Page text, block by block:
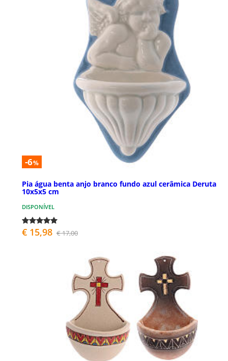
-6%
Pia água benta anjo branco fundo azul cerâmica Deruta
10x5x5 cm
DISPONÍVEL
€ 15,98 € 17,00